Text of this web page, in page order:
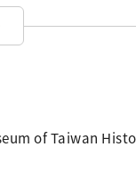
of Taiwan